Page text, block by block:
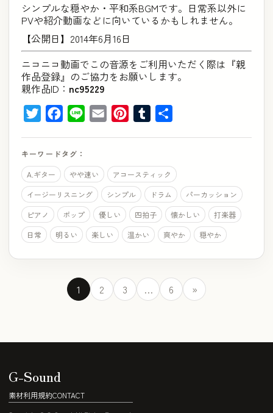
シンプルな穏やか・平和系BGMです。日常系以外に
PVや紹介動画などに向いているかもしれません。
【公開日】2014年6月16日
ニコニコ動画でこの音源をご利用いただく際は『親
作品登録』のご協力をお願いします。
親作品ID： nc95229
TwitterFacebook
Line Email Pinterest
Tumblr
キーワードタグ：
A.ギター
やや速い
アコースティック
イージーリスニング
シンプル ドラム
パーカッション
ピアノ
ポップ 優しい 四拍子 懐かしい
打楽器
日常
明るい 楽しい 温かい 爽やか 穏やか
1 2 3 … 6 »
G-Sound
素材利用規約CONTACT